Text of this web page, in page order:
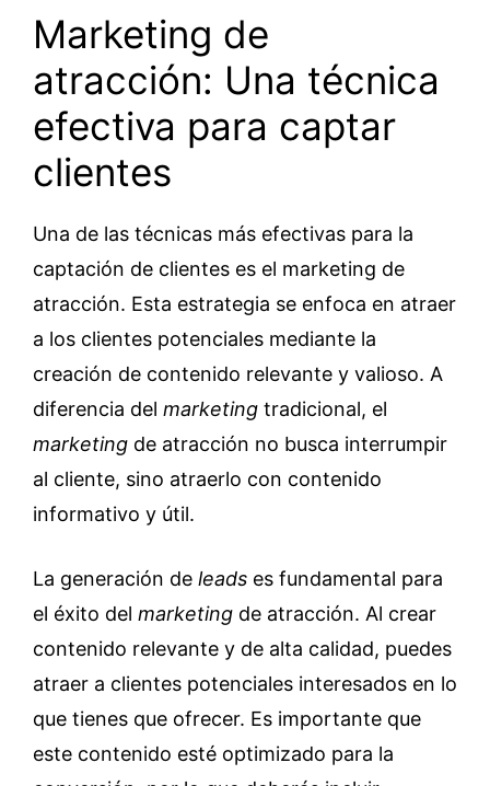
Marketing de
atracción: Una técnica
efectiva para captar
clientes
Una de las técnicas más efectivas para la
captación de clientes es el marketing de
atracción. Esta estrategia se enfoca en atraer
a los clientes potenciales mediante la
creación de contenido relevante y valioso. A
diferencia del marketing tradicional, el
marketing de atracción no busca interrumpir
al cliente, sino atraerlo con contenido
informativo y útil.
La generación de leads es fundamental para
el éxito del marketing de atracción. Al crear
contenido relevante y de alta calidad, puedes
atraer a clientes potenciales interesados en lo
que tienes que ofrecer. Es importante que
este contenido esté optimizado para la